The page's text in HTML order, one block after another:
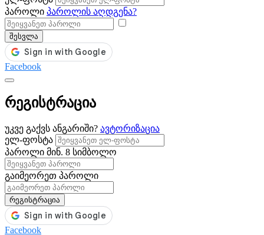
პაროლი პაროლის აღდგენა?
შესვლა
Facebook
რეგისტრაცია
უკვე გაქვს ანგარიში? ავტორიზაცია
ელ-ფოსტა
პაროლი მინ. 8 სიმბოლო
გაიმეორეთ პაროლი
რეგისტრაცია
Facebook